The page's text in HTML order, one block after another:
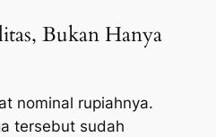
Bukan Hanya
nominal rupiahnya.
tersebut sudah